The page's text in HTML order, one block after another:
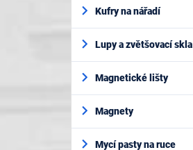
Kufry na nářadí
Lupy a zvětšovací skla
Magnetické lišty
Magnety
Mycí pasty na ruce